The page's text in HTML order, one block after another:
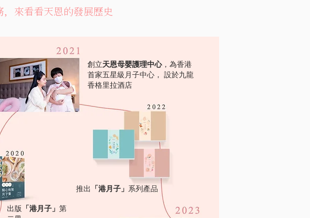
來看看天恩的發展歷史
出版 「港月子」 第
創立天恩母嬰護理中心，為香港
首家五星級月子中心， 設於九龍
香格里拉酒店
推出 「港月子」 系列產品